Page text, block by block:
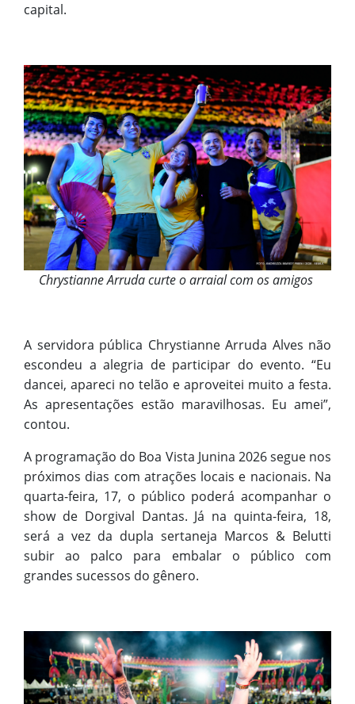
capital.
Chrystianne Arruda curte o arraial com os amigos
A servidora pública Chrystianne Arruda Alves não
escondeu a alegria de participar do evento. “Eu
dancei, apareci no telão e aproveitei muito a festa.
As apresentações estão maravilhosas. Eu amei”,
contou.
A programação do Boa Vista Junina 2026 segue nos
próximos dias com atrações locais e nacionais. Na
quarta-feira, 17, o público poderá acompanhar o
show de Dorgival Dantas. Já na quinta-feira, 18,
será a vez da dupla sertaneja Marcos & Belutti
subir ao palco para embalar o público com
grandes sucessos do gênero.